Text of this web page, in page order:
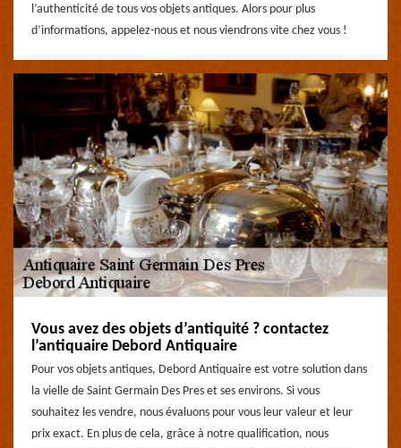
l’authenticité de tous vos objets antiques. Alors pour plus
d’informations, appelez-nous et nous viendrons vite chez vous !
Vous avez des objets d’antiquité ? contactez
l’antiquaire Debord Antiquaire
Pour vos objets antiques, Debord Antiquaire est votre solution dans
la vielle de Saint Germain Des Pres et ses environs. Si vous
souhaitez les vendre, nous évaluons pour vous leur valeur et leur
prix exact. En plus de cela, grâce à notre qualification, nous